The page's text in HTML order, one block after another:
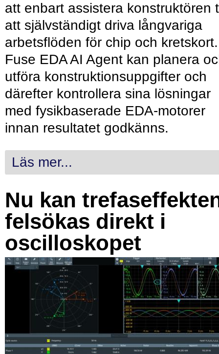
att enbart assistera konstruktören
att självständigt driva långvariga
arbetsflöden för chip och kretskort.
Fuse EDA AI Agent kan planera
utföra konstruktionsuppgifter och
därefter kontrollera sina lösningar
med fysikbaserade EDA-motorer
innan resultatet godkänns.
Läs mer...
Nu kan
felsökas direkt i
oscilloskopet